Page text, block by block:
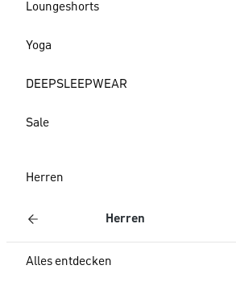
Loungeshorts
Yoga
DEEPSLEEPWEAR
Sale
Herren
Herren
Alles entdecken